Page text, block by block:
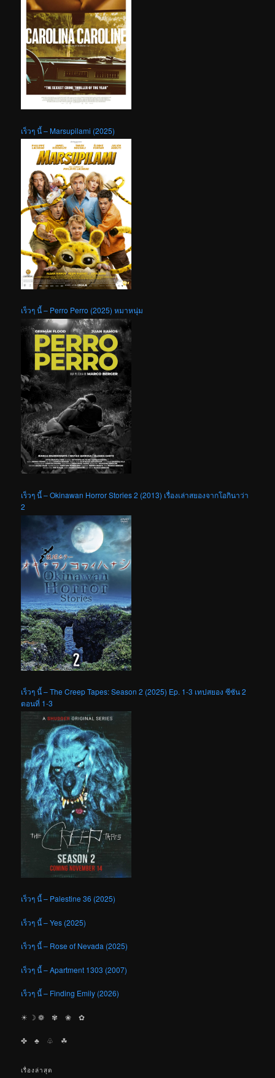
เร็วๆ นี้ – Marsupilami (2025)
เร็วๆ นี้ – Perro Perro (2025) หมาหนุ่ม
เร็วๆ นี้ – Okinawan Horror Stories 2 (2013) เรื่องเล่าสยองจากโอกินาว่า
2
เร็วๆ นี้ – The Creep Tapes: Season 2 (2025) Ep. 1-3 เทปสยอง ซีซัน 2
ตอนที่ 1-3
เร็วๆ นี้ – Palestine 36 (2025)
เร็วๆ นี้ – Yes (2025)
เร็วๆ นี้ – Rose of Nevada (2025)
เร็วๆ นี้ – Apartment 1303 (2007)
เร็วๆ นี้ – Finding Emily (2026)
☀︎ ☽ ❁ ✾ ❀ ✿
✤ ♣︎ ♧ ☘︎
เรื่องล่าสุด